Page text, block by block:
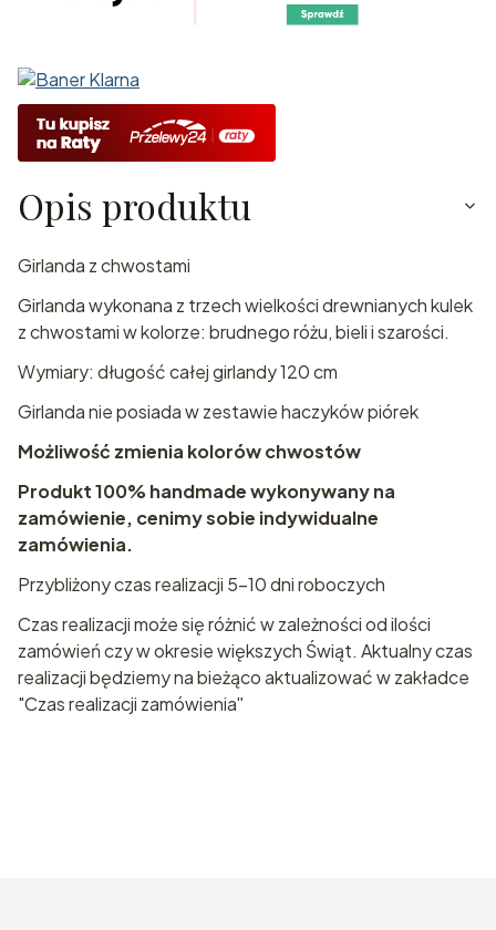
Opis produktu
Girlanda z chwostami
Girlanda wykonana z trzech wielkości drewnianych kulek
z chwostami w kolorze: brudnego różu, bieli i szarości.
Wymiary: długość całej girlandy 120 cm
Girlanda nie posiada w zestawie haczyków piórek
Możliwość zmienia kolorów chwostów
Produkt 100% handmade wykonywany na
zamówienie, cenimy sobie indywidualne
zamówienia.
Przybliżony czas realizacji 5-10 dni roboczych
Czas realizacji może się różnić w zależności od ilości
zamówień czy w okresie większych Świąt. Aktualny czas
realizacji będziemy na bieżąco aktualizować w zakładce
"Czas realizacji zamówienia"